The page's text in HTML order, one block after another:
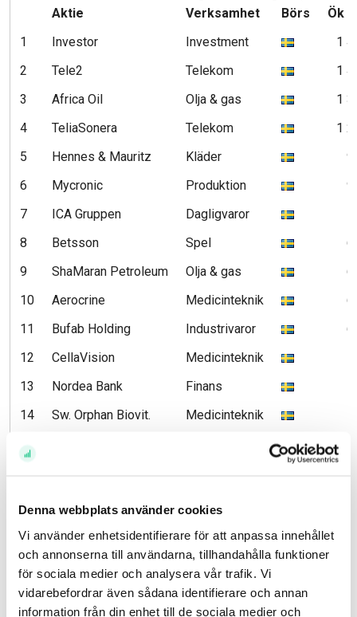
Denna webbplats använder cookies
Vi använder enhetsidentifierare för att anpassa innehållet
och annonserna till användarna, tillhandahålla funktioner
för sociala medier och analysera vår trafik. Vi
vidarebefordrar även sådana identifierare och annan
information från din enhet till de sociala medier och
Aktie
Verksamhet Börs
Ök
1
Investor Investment
1
2
Tele2 Telekom
1
3
Africa Oil Olja & gas
1
4
TeliaSonera Telekom
1
5
Hennes & Mauritz Kläder
6
Mycronic Produktion
7
ICA Gruppen Dagligvaror
8
Betsson Spel
9
ShaMaran Petroleum Olja & gas
10
Aerocrine Medicinteknik
11
Bufab Holding Industrivaror
12
CellaVision Medicinteknik
13
Nordea Bank Finans
14
Sw. Orphan Biovit. Medicinteknik
15
Aktie
Verksamhet
1
Apple Hemelektronik
2
Kesko Detaljhandel
3
Pandora Smycken